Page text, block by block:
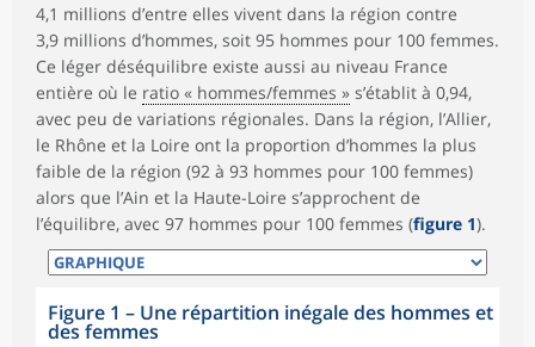
4,1 millions d’entre elles vivent dans la région contre
3,9 millions d’hommes, soit 95 hommes pour 100 femmes.
Ce léger déséquilibre existe aussi au niveau France
entière où le ratio « hommes/femmes » s’établit à 0,94,
avec peu de variations régionales. Dans la région, l’Allier,
le Rhône et la Loire ont la proportion d’hommes la plus
faible de la région (92 à 93 hommes pour 100 femmes)
alors que l’Ain et la Haute-Loire s’approchent de
l’équilibre, avec 97 hommes pour 100 femmes (figure 1).
Figure 1 – Une répartition inégale des hommes et
des femmes